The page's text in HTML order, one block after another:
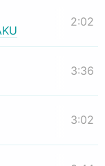
2:02
3:36
3:02